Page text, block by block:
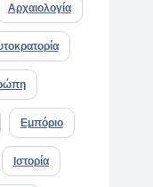
Αρχαιολογία
Εμπόριο
Ιστορία